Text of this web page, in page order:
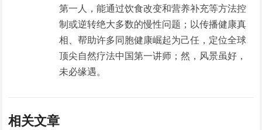
第一人，能通过饮食改变和营养补充等方法控
制或逆转绝大多数的慢性问题；以传播健康真
相、帮助许多同胞健康崛起为己任，定位全球
顶尖自然疗法中国第一讲师；然，风景虽好，
未必缘遇。
相关文章